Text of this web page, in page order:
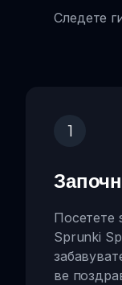
Следете
1
Посетете
Sprunki
ве